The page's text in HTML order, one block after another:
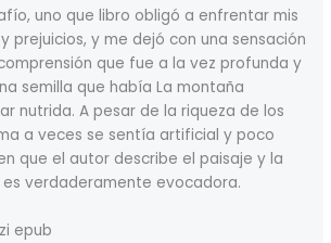
uno que libro obligó a enfrentar mis
prejuicios, y me dejó con una sensación
que fue a la vez profunda y
semilla que había La montaña
nutrida. A pesar de la riqueza de los
a veces se sentía artificial y poco
que el autor describe el paisaje y la
verdaderamente evocadora.
epub